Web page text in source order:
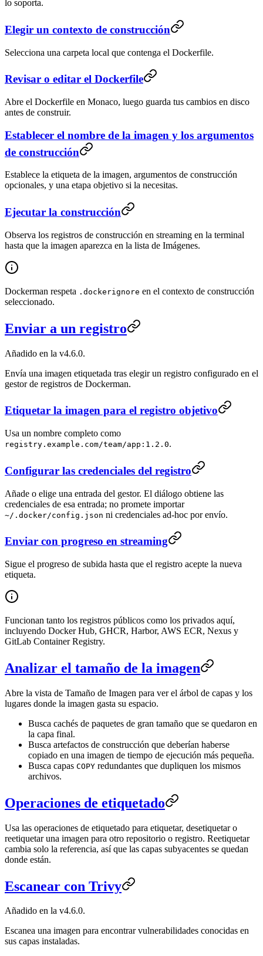
lo soporta.
Elegir un contexto de construcción
Selecciona una carpeta local que contenga el Dockerfile.
Revisar o editar el Dockerfile
Abre el Dockerfile en Monaco, luego guarda tus cambios en disco
antes de construir.
Establecer el nombre de la imagen y los argumentos
de construcción
Establece la etiqueta de la imagen, argumentos de construcción
opcionales, y una etapa objetivo si la necesitas.
Ejecutar la construcción
Observa los registros de construcción en streaming en la terminal
hasta que la imagen aparezca en la lista de Imágenes.
Dockerman respeta .dockerignore en el contexto de construcción
seleccionado.
Enviar a un registro
Añadido en la v4.6.0.
Envía una imagen etiquetada tras elegir un registro configurado en el
gestor de registros de Dockerman.
Etiquetar la imagen para el registro objetivo
Usa un nombre completo como
registry.example.com/team/app:1.2.0.
Configurar las credenciales del registro
Añade o elige una entrada del gestor. El diálogo obtiene las
credenciales de esa entrada; no promete importar
~/.docker/config.json ni credenciales ad-hoc por envío.
Enviar con progreso en streaming
Sigue el progreso de subida hasta que el registro acepte la nueva
etiqueta.
Funcionan tanto los registros públicos como los privados aquí,
incluyendo Docker Hub, GHCR, Harbor, AWS ECR, Nexus y
GitLab Container Registry.
Analizar el tamaño de la imagen
Abre la vista de Tamaño de Imagen para ver el árbol de capas y los
lugares donde la imagen gasta su espacio.
Busca cachés de paquetes de gran tamaño que se quedaron en
la capa final.
Busca artefactos de construcción que deberían haberse
copiado en una imagen de tiempo de ejecución más pequeña.
Busca capas COPY redundantes que dupliquen los mismos
archivos.
Operaciones de etiquetado
Usa las operaciones de etiquetado para etiquetar, desetiquetar o
reetiquetar una imagen para otro repositorio o registro. Reetiquetar
cambia solo la referencia, así que las capas subyacentes se quedan
donde están.
Escanear con Trivy
Añadido en la v4.6.0.
Escanea una imagen para encontrar vulnerabilidades conocidas en
sus capas instaladas.